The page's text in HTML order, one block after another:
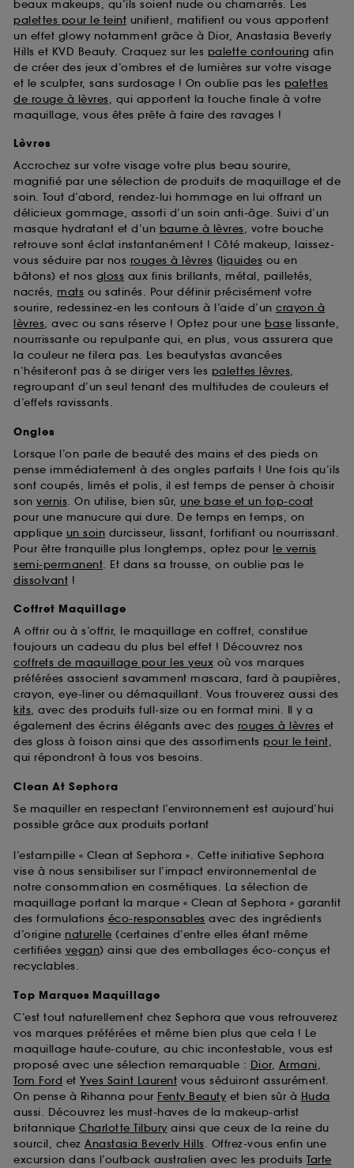
beaux makeups, qu’ils soient nude ou chamarrés. Les
palettes pour le teint unifient, matifient ou vous apportent
un effet glowy notamment grâce à Dior, Anastasia Beverly
Hills et KVD Beauty. Craquez sur les palette contouring afin
de créer des jeux d’ombres et de lumières sur votre visage
et le sculpter, sans surdosage ! On oublie pas les palettes
de rouge à lèvres, qui apportent la touche finale à votre
maquillage, vous êtes prête à faire des ravages !
Lèvres
Accrochez sur votre visage votre plus beau sourire,
magnifié par une sélection de produits de maquillage et de
soin. Tout d’abord, rendez-lui hommage en lui offrant un
délicieux gommage, assorti d’un soin anti-âge. Suivi d’un
masque hydratant et d’un baume à lèvres, votre bouche
retrouve sont éclat instantanément ! Côté makeup, laissez-
vous séduire par nos rouges à lèvres (liquides ou en
bâtons) et nos gloss aux finis brillants, métal, pailletés,
nacrés, mats ou satinés. Pour définir précisément votre
sourire, redessinez-en les contours à l’aide d’un crayon à
lèvres, avec ou sans réserve ! Optez pour une base lissante,
nourrissante ou repulpante qui, en plus, vous assurera que
la couleur ne filera pas. Les beautystas avancées
n’hésiteront pas à se diriger vers les palettes lèvres,
regroupant d’un seul tenant des multitudes de couleurs et
d’effets ravissants.
Ongles
Lorsque l’on parle de beauté des mains et des pieds on
pense immédiatement à des ongles parfaits ! Une fois qu’ils
sont coupés, limés et polis, il est temps de penser à choisir
son vernis. On utilise, bien sûr, une base et un top-coat
pour une manucure qui dure. De temps en temps, on
applique un soin durcisseur, lissant, fortifiant ou nourrissant.
Pour être tranquille plus longtemps, optez pour le vernis
semi-permanent. Et dans sa trousse, on oublie pas le
dissolvant !
Coffret Maquillage
A offrir ou à s’offrir, le maquillage en coffret, constitue
toujours un cadeau du plus bel effet ! Découvrez nos
coffrets de maquillage pour les yeux où vos marques
préférées associent savamment mascara, fard à paupières,
crayon, eye-liner ou démaquillant. Vous trouverez aussi des
kits, avec des produits full-size ou en format mini. Il y a
également des écrins élégants avec des rouges à lèvres et
des gloss à foison ainsi que des assortiments pour le teint,
qui répondront à tous vos besoins.
Clean At Sephora
Se maquiller en respectant l’environnement est aujourd’hui
possible grâce aux produits portant
l’estampille « Clean at Sephora ». Cette initiative Sephora
vise à nous sensibiliser sur l’impact environnemental de
notre consommation en cosmétiques. La sélection de
maquillage portant la marque « Clean at Sephora » garantit
des formulations éco-responsables avec des ingrédients
d’origine naturelle (certaines d’entre elles étant même
certifiées vegan) ainsi que des emballages éco-conçus et
recyclables.
Top Marques Maquillage
C’est tout naturellement chez Sephora que vous retrouverez
vos marques préférées et même bien plus que cela ! Le
maquillage haute-couture, au chic incontestable, vous est
proposé avec une sélection remarquable : Dior, Armani,
Tom Ford et Yves Saint Laurent vous séduiront assurément.
On pense à Rihanna pour Fenty Beauty et bien sûr à Huda
aussi. Découvrez les must-haves de la makeup-artist
britannique Charlotte Tilbury ainsi que ceux de la reine du
sourcil, chez Anastasia Beverly Hills. Offrez-vous enfin une
excursion dans l’outback australien avec les produits Tarte